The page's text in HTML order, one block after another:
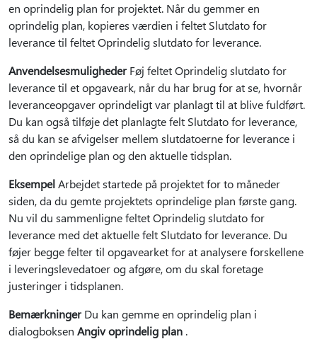
en oprindelig plan for projektet. Når du gemmer en
oprindelig plan, kopieres værdien i feltet Slutdato for
leverance til feltet Oprindelig slutdato for leverance.
AnvendelsesmulighederFøj feltet Oprindelig slutdato for
leverance til et opgaveark, når du har brug for at se, hvornår
leveranceopgaver oprindeligt var planlagt til at blive fuldført.
Du kan også tilføje det planlagte felt Slutdato for leverance,
så du kan se afvigelser mellem slutdatoerne for leverance i
den oprindelige plan og den aktuelle tidsplan.
EksempelArbejdet startede på projektet for to måneder
siden, da du gemte projektets oprindelige plan første gang.
Nu vil du sammenligne feltet Oprindelig slutdato for
leverance med det aktuelle felt Slutdato for leverance. Du
føjer begge felter til opgavearket for at analysere forskellene
i leveringslevedatoer og afgøre, om du skal foretage
justeringer i tidsplanen.
BemærkningerDu kan gemme en oprindelig plan i
dialogboksen Angiv oprindelig plan .